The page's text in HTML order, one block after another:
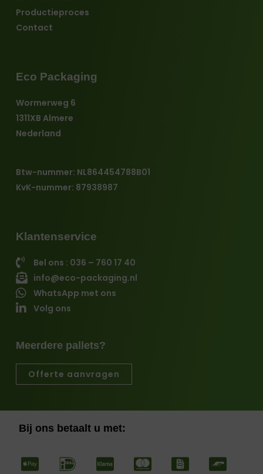
Klantenservice
Bel ons : 036 – 760 17 40
info@eco-packaging.nl
WhatsApp met ons
Volg ons
Meerdere pallets?
Offerte aanvragen
Eco Packaging
Wormerweg 6
1311XB Almere
Nederland
Btw-nummer: NL864454788B01
KvK-nummer: 87938987
Productieproces
Contact
Bij ons betaalt u met: